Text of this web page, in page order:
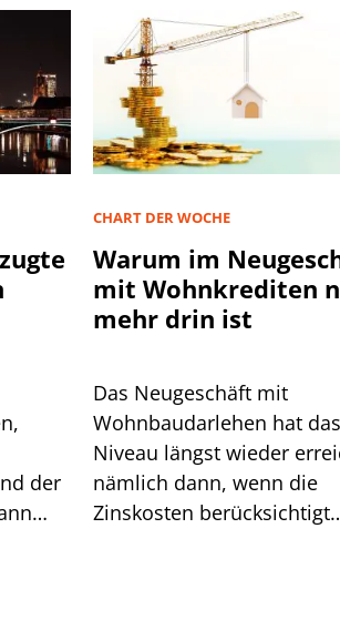
der
CHART DER WOCHE
Warum im
mit Wohnkrediten
mehr drin ist
Das Neugeschäft mit
Wohnbaudarlehen hat
Niveau längst wieder
nämlich dann, wenn die
Zinskosten berücksichtigt